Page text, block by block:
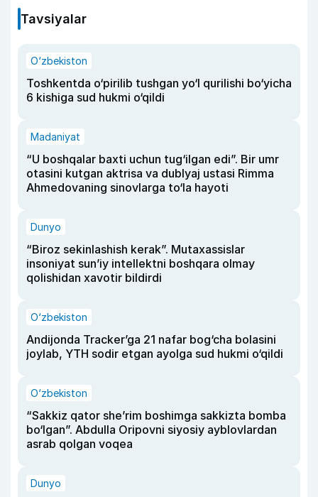
Tavsiyalar
O‘zbekiston
Toshkentda o‘pirilib tushgan yo‘l qurilishi bo‘yicha
6 kishiga sud hukmi o‘qildi
Madaniyat
“U boshqalar baxti uchun tug‘ilgan edi”. Bir umr
otasini kutgan aktrisa va dublyaj ustasi Rimma
Ahmedovaning sinovlarga to‘la hayoti
Dunyo
“Biroz sekinlashish kerak”. Mutaxassislar
insoniyat sun’iy intellektni boshqara olmay
qolishidan xavotir bildirdi
O‘zbekiston
Andijonda Tracker’ga 21 nafar bog‘cha bolasini
joylab, YTH sodir etgan ayolga sud hukmi o‘qildi
O‘zbekiston
“Sakkiz qator she’rim boshimga sakkizta bomba
bo‘lgan”. Abdulla Oripovni siyosiy ayblovlardan
asrab qolgan voqea
Dunyo